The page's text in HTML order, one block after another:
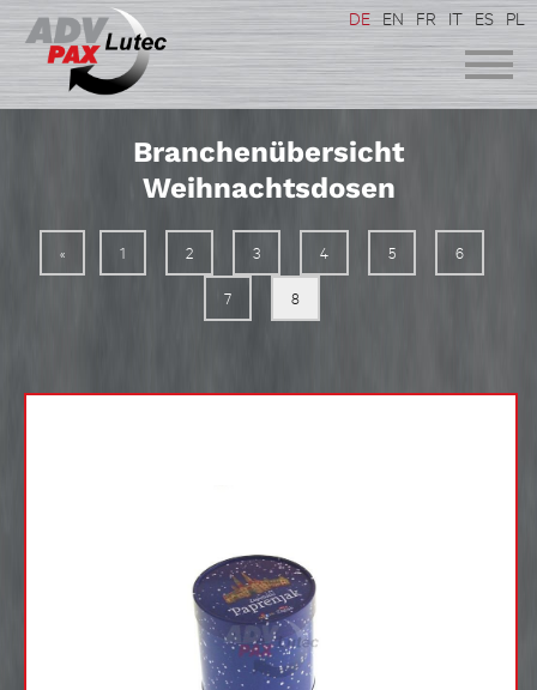
DE EN FR IT ES PL
Branchenübersicht
Weihnachtsdosen
« 1 2 3 4 5 6
7 8